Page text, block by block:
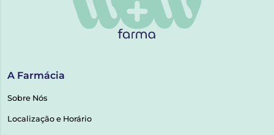
A Farmácia
Sobre Nós
Localização e Horário